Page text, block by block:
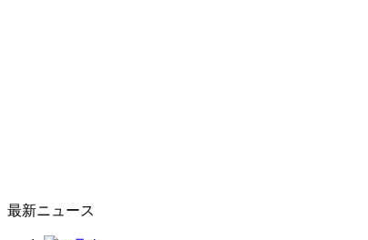
最新ニュース